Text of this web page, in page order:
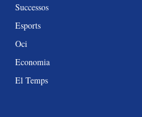
Successos
Esports
Oci
Economia
El Temps